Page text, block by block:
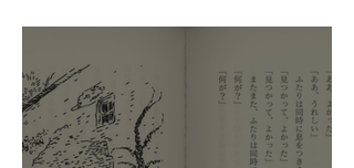
SOLO DOS DÍAS DE SU
LANZAMIENTO